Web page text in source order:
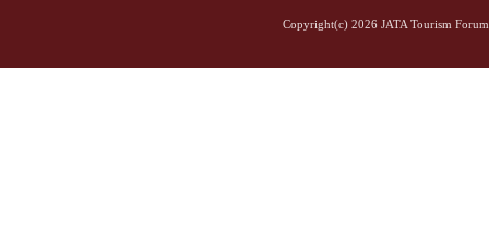
Copyright(c) 2026 JATA Tourism